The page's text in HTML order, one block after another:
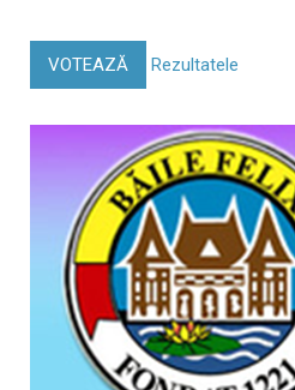
VOTEAZĂ Rezultatele